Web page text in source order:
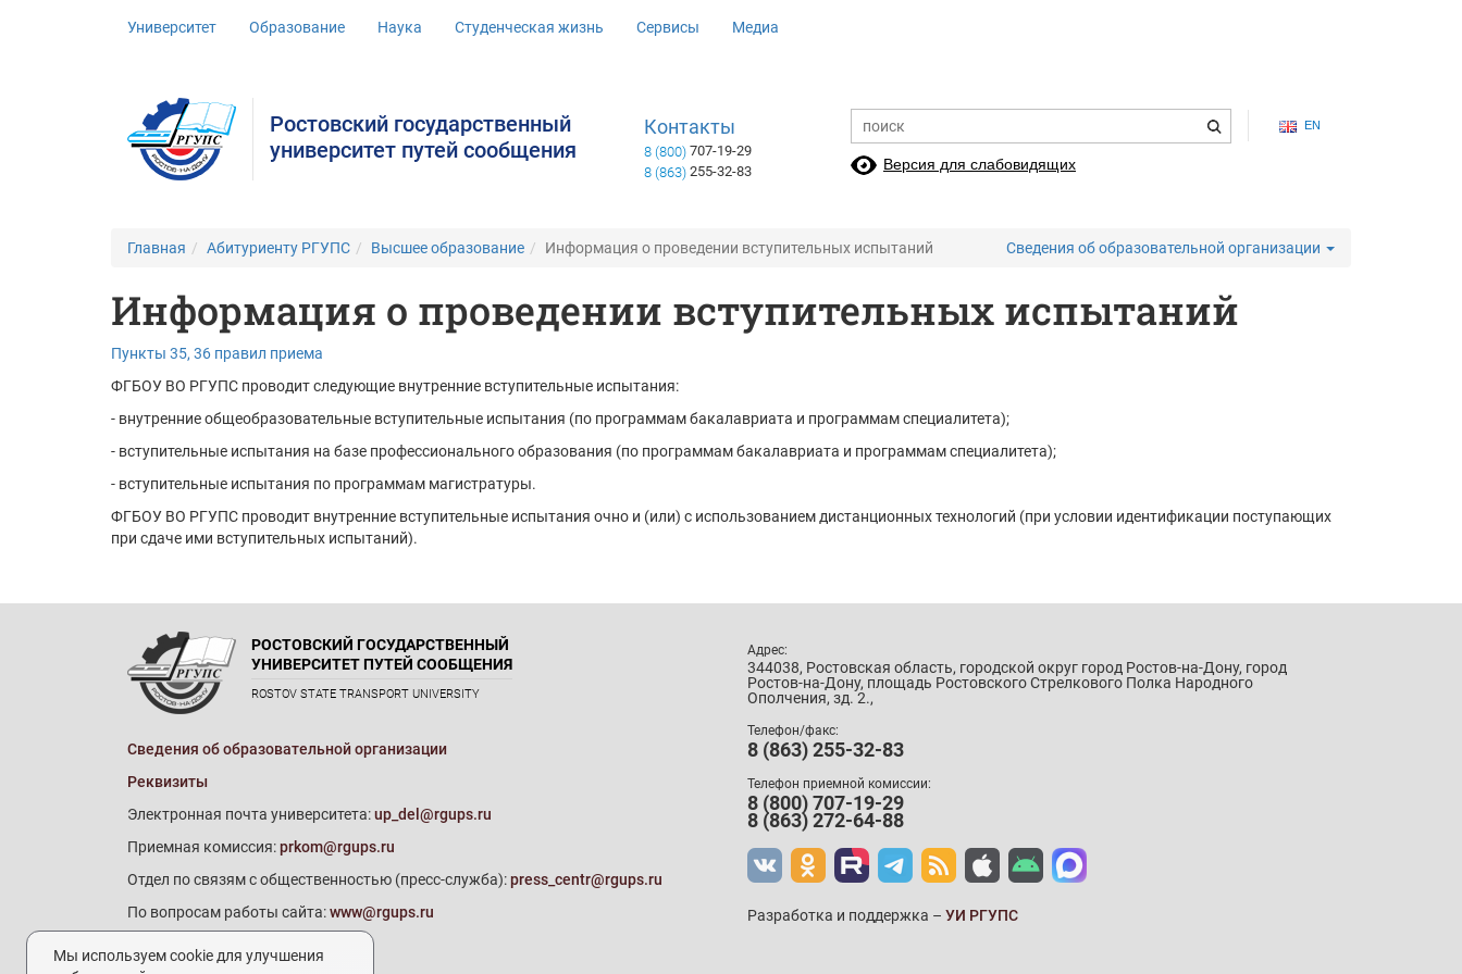
Университет Образование Наука Студенческая жизнь Сервисы Медиа
EN
Ростовский государственный
университет путей сообщения
Контакты
8 (800) 707-19-29
8 (863) 255-32-83 Версия для слабовидящих
Главная Абитуриенту РГУПС Высшее образование Информация о проведении вступительных испытаний Сведения об образовательной организации
Информация о проведении вступительных испытаний
Пункты 35, 36 правил приема
ФГБОУ ВО РГУПС проводит следующие внутренние вступительные испытания:
- внутренние общеобразовательные вступительные испытания (по программам бакалавриата и программам специалитета);
- вступительные испытания на базе профессионального образования (по программам бакалавриата и программам специалитета);
- вступительные испытания по программам магистратуры.
ФГБОУ ВО РГУПС проводит внутренние вступительные испытания очно и (или) с использованием дистанционных технологий (при условии идентификации поступающих
при сдаче ими вступительных испытаний).
РОСТОВСКИЙ ГОСУДАРСТВЕННЫЙ
УНИВЕРСИТЕТ ПУТЕЙ СООБЩЕНИЯ
ROSTOV STATE TRANSPORT UNIVERSITY
Сведения об образовательной организации
Реквизиты
Электронная почта университета:up_del@rgups.ru
Приемная комиссия:prkom@rgups.ru
Отдел по связям с общественностью (пресс-служба):press_centr@rgups.ru
По вопросам работы сайта:www@rgups.ru
Адрес:
344038, Ростовская область, городской округ город Ростов-на-Дону, город
Ростов-на-Дону, площадь Ростовского Стрелкового Полка Народного
Ополчения, зд. 2.,
Телефон/факс:
8 (863) 255-32-83
Телефон приемной комиссии:
8 (800) 707-19-29
8 (863) 272-64-88
Разработка и поддержка – УИ РГУПС
Мы используем cookie для улучшения